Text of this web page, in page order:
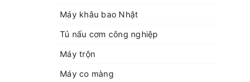
Máy khâu bao Nhật
Tủ nấu cơm công nghiệp
Máy trộn
Máy co màng